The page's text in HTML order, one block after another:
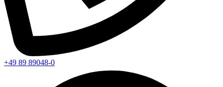
+49 89 89048-0